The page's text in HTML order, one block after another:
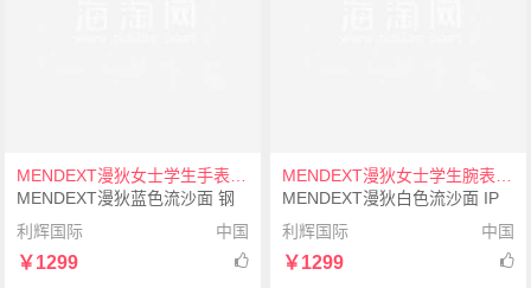
MENDEXT漫狄蓝色流沙面 钢
色表壳 白色表带M6IX-L11女士
学生手表腕表
利辉国际 中国
￥1299
MENDEXT漫狄白色流沙面 IP
镀玫瑰色表壳 白色表带M6IX-
L12女士学生腕表手表
利辉国际 中国
￥1299